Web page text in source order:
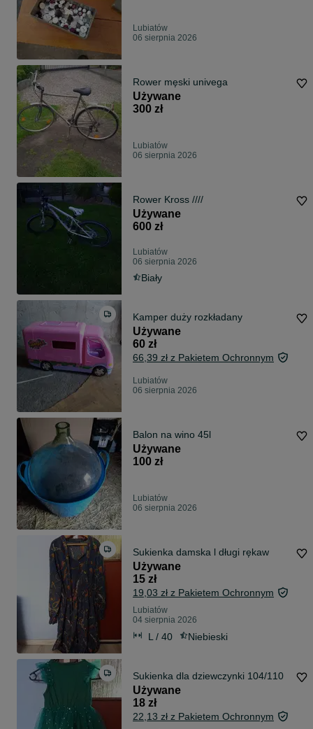
Lubiatów
06 sierpnia 2026
Rower męski univega
Używane
300 zł
Lubiatów
06 sierpnia 2026
Rower Kross ////
Używane
600 zł
Lubiatów
06 sierpnia 2026
Biały
Kamper duży rozkładany
Używane
60 zł
66,39 zł z Pakietem Ochronnym
Lubiatów
06 sierpnia 2026
Balon na wino 45l
Używane
100 zł
Lubiatów
06 sierpnia 2026
Sukienka damska l długi rękaw
Używane
15 zł
19,03 zł z Pakietem Ochronnym
Lubiatów
04 sierpnia 2026
L / 40 Niebieski
Sukienka dla dziewczynki 104/110
Używane
18 zł
22,13 zł z Pakietem Ochronnym